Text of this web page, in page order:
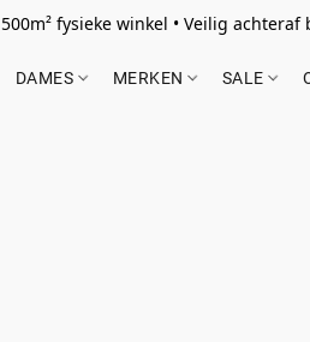
500m² fysieke winkel • Veilig
DAMES MERKEN SALE